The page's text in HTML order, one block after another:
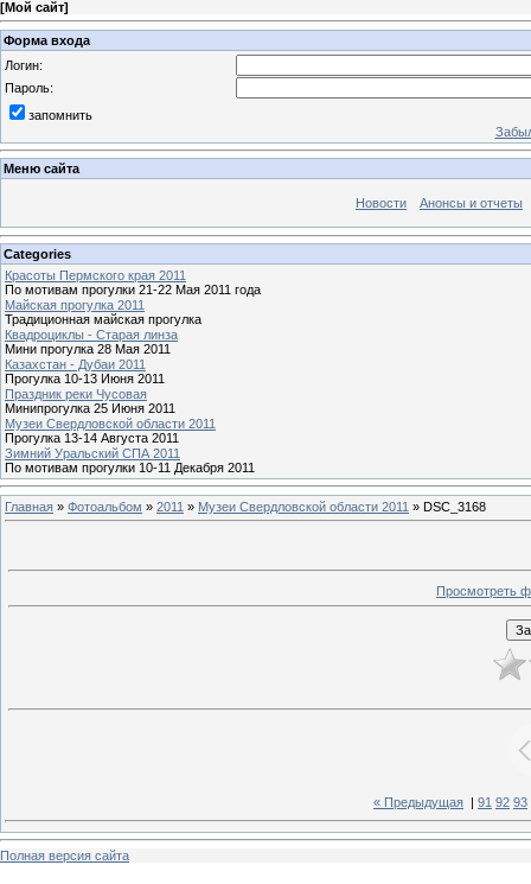
[Мой сайт]
Форма входа
Логин:
Пароль:
запомнить
Меню сайта
Новости Анонсы и отчеты
Categories
Красоты Пермского края 2011
По мотивам прогулки 21-22 Мая 2011 года
Майская прогулка 2011
Традиционная майская прогулка
Квадроциклы - Старая линза
Мини прогулка 28 Мая 2011
Казахстан - Дубаи 2011
Прогулка 10-13 Июня 2011
Праздник реки Чусовая
Минипрогулка 25 Июня 2011
Музеи Свердловской области 2011
Прогулка 13-14 Августа 2011
Зимний Уральский СПА 2011
По мотивам прогулки 10-11 Декабря 2011
Главная » Фотоальбом » 2011 » Музеи Свердловской области 2011 » DSC_3168
Просмотреть
« Предыдущая 91 92 93
Полная версия сайта